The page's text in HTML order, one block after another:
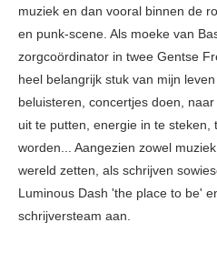
muziek en dan vooral binnen de
en punk-scene. Als moeke van
zorgcoördinator in twee Gentse
heel belangrijk stuk van mijn
beluisteren, concertjes doen,
uit te putten, energie in te steken,
worden... Aangezien zowel
wereld zetten, als schrijven
Luminous Dash 'the place to be'
schrijversteam aan.